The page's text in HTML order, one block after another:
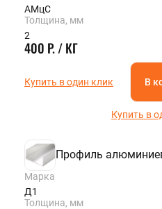
АМцС
Толщина, мм
2
400 Р. / КГ
Купить в один клик В
Купить в
Профиль
Марка
Д1
Толщина, мм